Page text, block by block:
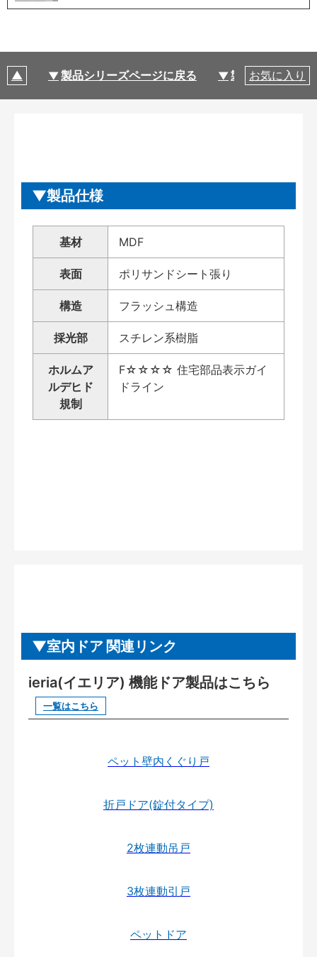
製品シリーズページに戻る 製品仕様
お気に入り
製品仕様
基材 MDF
表面 ポリサンドシート張り
構造 フラッシュ構造
採光部 スチレン系樹脂
ホルムア
ルデヒド
規制
F☆☆☆☆ 住宅部品表示ガイ
ドライン
室内ドア 関連リンク
ieria(イエリア) 機能ドア製品はこちら
一覧はこちら
ペット壁内くぐり戸
折戸ドア(錠付タイプ)
2枚連動吊戸
3枚連動引戸
ペットドア